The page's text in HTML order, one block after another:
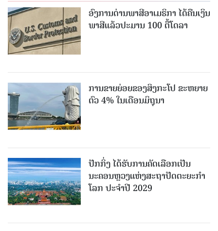
ອົງການດ່ານພາສີອາເມຣິກາ ໄດ້ຄືນເງິນ
ພາສີແລ້ວປະມານ 100 ຕື້ໂດລາ
ການຂາຍຍ່ອຍຂອງສິງກະໂປ ຂະຫຍາຍ
ຕົວ 4% ໃນເດືອນມິຖຸນາ
ປັກກິ່ງ ໄດ້ຮັບການຄັດເລືອກເປັນ
ນະຄອນຫຼວງແຫ່ງສະຖາປັດຕະຍະກຳ
ໂລກ ປະຈຳປີ 2029